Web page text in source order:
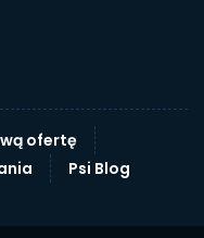
ofertę
Psi Blog